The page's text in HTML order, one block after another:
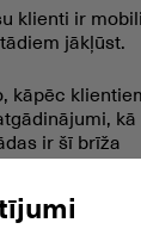
klienti ir
jākļūst.
kāpēc
ir šī brīža